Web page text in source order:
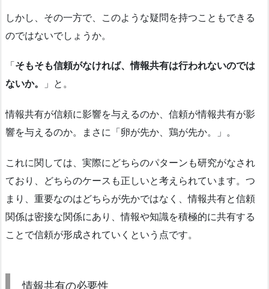
しかし、その一方で、このような疑問を持つこともできる
のではないでしょうか。
「そもそも信頼がなければ、情報共有は行われないのでは
ないか。
」と。
情報共有が信頼に影響を与えるのか、信頼が情報共有が影
響を与えるのか。まさに「卵が先か、鶏が先か。」。
これに関しては、実際にどちらのパターンも研究がなされ
ており、どちらのケースも正しいと考えられています。つ
まり、重要なのはどちらが先かではなく、情報共有と信頼
関係は密接な関係にあり、情報や知識を積極的に共有する
ことで信頼が形成されていくという点です。
情報共有の必要性